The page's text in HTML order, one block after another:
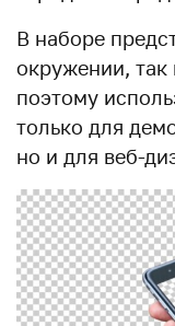
В наборе
окружении,
поэтому
только для
но и для веб-